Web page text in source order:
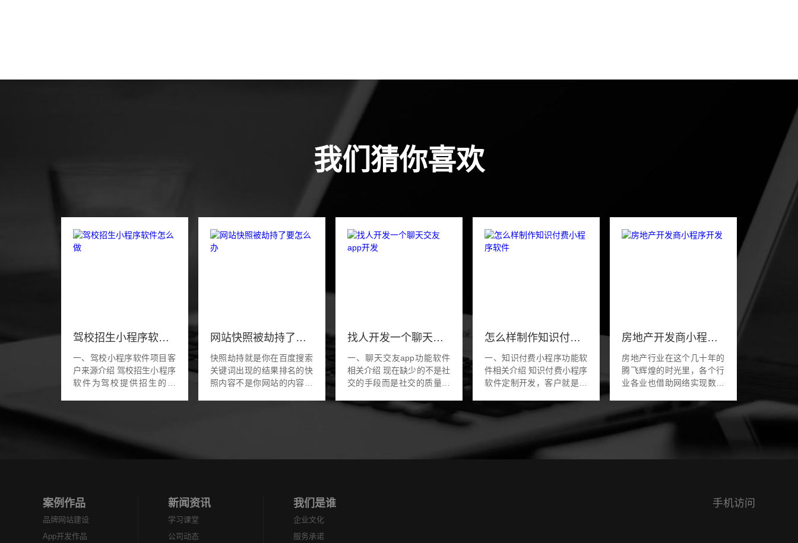
我们猜你喜欢
驾校招生小程序软件怎么做
一、驾校小程序软件项目客
户来源介绍 驾校招生小程序
软件为驾校提供招生的作
报名。还能有在...
网站快照被劫持了要怎么办
快照劫持就是你在百度搜索
关键词出现的结果排名的快
照内容不是你网站的内容，
找人开发一个聊天交友app开发
一、聊天交友app功能软件
相关介绍 现在缺少的不是社
交的手段而是社交的质量，
人际关系，纯粹的非无质量
的人际关系。社交的方式也
怎么样制作知识付费小程序软件
一、知识付费小程序功能软
件相关介绍 知识付费小程序
软件定制开发，客户就是通
就是我接待的客服，是从客
服软件直接咨询我的。而且
房地产开发商小程序开发
房地产行业在这个几十年的
腾飞辉煌的时光里，各个行
业各业也借助网络实现数字
此。为行业赋予了一定的意
义，作为普通的消费者来说
常见的房地产小程序...
案例作品
品牌网站建设
App开发作品
新闻资讯
学习课堂
公司动态
我们是谁
企业文化
服务承诺
手机访问